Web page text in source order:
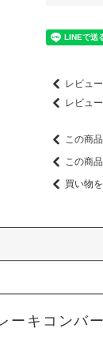
レビュ
レビュ
この商
この商
買い物